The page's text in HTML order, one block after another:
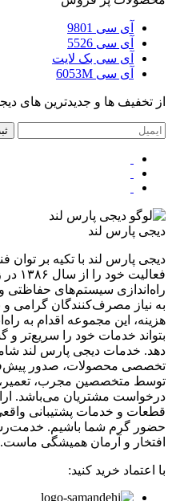
آی سی 9801
آی سی 5526
آی سی بک لایت
آی سی 6053M
از تخفیف ها و جدیدترین های
دیجی پارس لند
دیجی پارس لند با تکیه بر
راه‌اندازی سیستم‌های حفاظتی
به نیاز مصرف‌کنندگان گرامی
هزینه، این مجموعه اقدام به
بتواند خدمات خود را سریع‌تر و
دهد. خدمات دیجی پارس لند
تخصصی محصولات، صدور
توسط متخصصین مجرب، تعمیر،
درخواست مشتریان می‌باشد.
قطعات و خدمات پشتیبانی
حضور گرم شما باشیم.
افتخار و آرمان همیشگی ماست.
با اعتماد خرید کنید: